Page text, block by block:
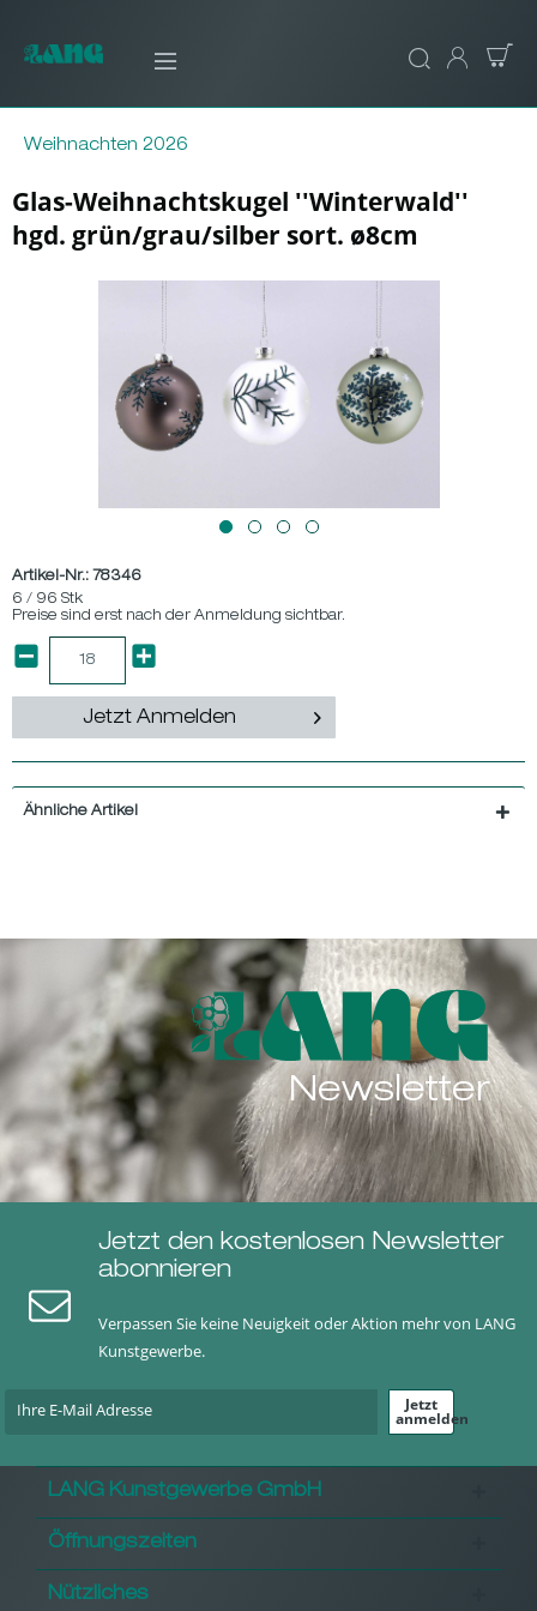
Weihnachten 2026
Glas-Weihnachtskugel ''Winterwald''
hgd. grün/grau/silber sort. ø8cm
Artikel-Nr.: 78346
6 / 96 Stk
Preise sind erst nach der Anmeldung sichtbar.
Jetzt Anmelden
Ähnliche Artikel
Newsletter
Jetzt den kostenlosen Newsletter
abonnieren
Verpassen Sie keine Neuigkeit oder Aktion mehr von LANG
Kunstgewerbe.
Jetzt
anmelden
LANG Kunstgewerbe GmbH
Öffnungszeiten
Nützliches